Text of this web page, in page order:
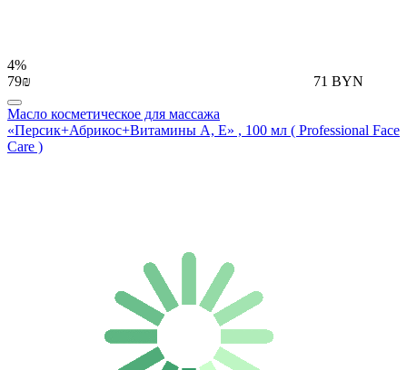
4%
79₪
71 BYN
Масло косметическое для массажа
«Персик+Абрикос+Витамины А, Е» , 100 мл ( Professional Face
Care )